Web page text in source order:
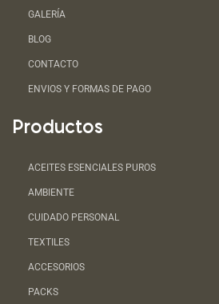
GALERÍA
BLOG
CONTACTO
ENVIOS Y FORMAS DE PAGO
Productos
ACEITES ESENCIALES PUROS
AMBIENTE
CUIDADO PERSONAL
TEXTILES
ACCESORIOS
PACKS